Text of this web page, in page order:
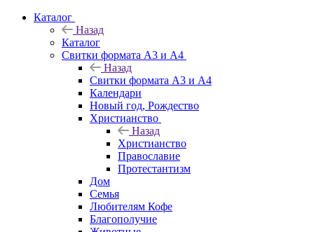
Каталог
Назад
Каталог
Свитки формата А3 и А4
Назад
Свитки формата А3 и А4
Календари
Новый год, Рождество
Христианство
Назад
Христианство
Православие
Протестантизм
Дом
Семья
Любителям Кофе
Благополучие